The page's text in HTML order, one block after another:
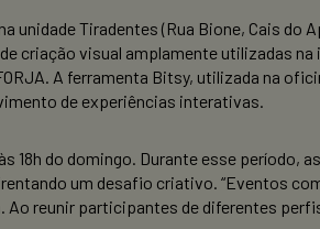
unidade Tiradentes (Rua Bione, Cais
criação visual amplamente utilizadas na
A ferramenta Bitsy, utilizada na
de experiências interativas.
18h do domingo. Durante esse
um desafio criativo. “Eventos
reunir participantes de diferentes